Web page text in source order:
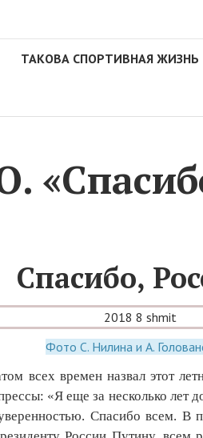
ТАКОВА СПОРТИВНАЯ ЖИЗНЬ
Спасибо,
Фото С. Нилина и А.
всех времен назвал этот
«Я еще за несколько
Спасибо всем.